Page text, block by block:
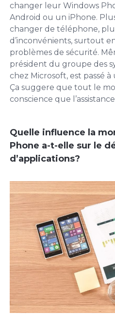
changer leur Windows
Android ou un iPhone.
changer de téléphone,
d’inconvénients, surtout
problèmes de sécurité.
président du groupe des
chez Microsoft, est passé
Ça suggere que tout le
conscience que
Quelle influence la
Phone a-t-elle sur le
d’applications?